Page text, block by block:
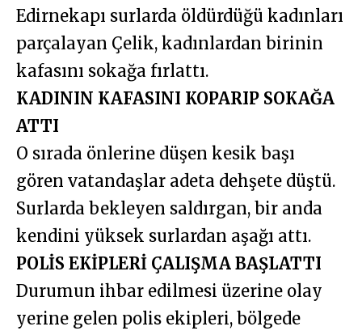
Edirnekapı surlarda öldürdüğü kadınları
parçalayan Çelik, kadınlardan birinin
kafasını sokağa fırlattı.
KADININ KAFASINI KOPARIP SOKAĞA
ATTI
O sırada önlerine düşen kesik başı
gören vatandaşlar adeta dehşete düştü.
Surlarda bekleyen saldırgan, bir anda
kendini yüksek surlardan aşağı attı.
POLİS EKİPLERİ ÇALIŞMA BAŞLATTI
Durumun ihbar edilmesi üzerine olay
yerine gelen polis ekipleri, bölgede